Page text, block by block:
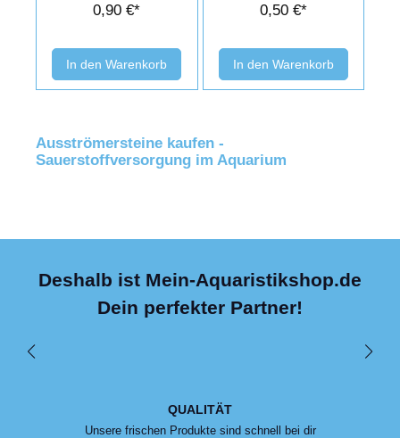
0,90 €*
In den Warenkorb
0,50 €*
In den Warenkorb
Ausströmersteine kaufen -
Sauerstoffversorgung im Aquarium
Deshalb ist Mein-Aquaristikshop.de
Dein perfekter Partner!
QUALITÄT
Unsere frischen Produkte sind schnell bei dir